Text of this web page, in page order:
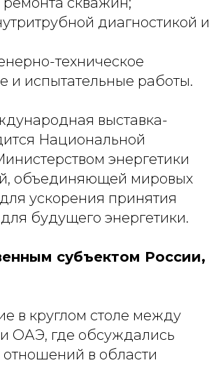
диагностикой и
техническое
и испытательные работы.
выставка-
Национальной
энергетики
объединяющей мировых
ускорения принятия
будущего энергетики.
субъектом России,
в круглом столе между
ОАЭ, где обсуждались
в области